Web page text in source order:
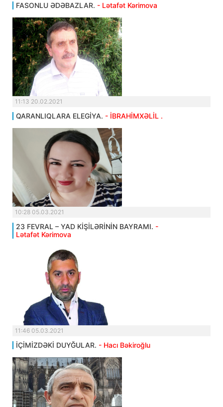
FASONLU ƏDƏBAZLAR. - Lətafət Kərimova
11:13 20.02.2021
QARANLIQLARA ELEGİYA. - İBRAHİMXƏLİL .
10:28 05.03.2021
23 FEVRAL – YAD KİŞİLƏRİNİN BAYRAMI. -
Lətafət Kərimova
11:46 05.03.2021
İÇİMİZDƏKİ DUYĞULAR. - Hacı Bəkiroğlu